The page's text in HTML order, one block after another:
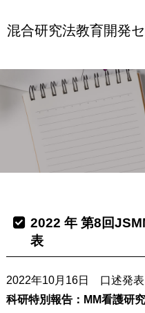
混合研究法教育開発
活
2022 年 第8回
表
2022年10月16日 口述発
科研特別報告：MM看護研究